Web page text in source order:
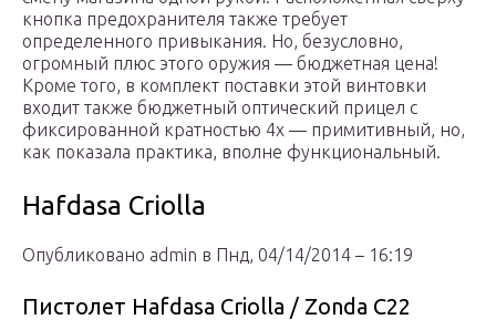
кнопка предохранителя также требует
определенного привыкания. Но, безусловно,
огромный плюс этого оружия — бюджетная цена!
Кроме того, в комплект поставки этой винтовки
входит также бюджетный оптический прицел с
фиксированной кратностью 4х — примитивный, но,
как показала практика, вполне функциональный.
Hafdasa Criolla
Опубликовано admin в Пнд, 04/14/2014 – 16:19
Пистолет Hafdasa Criolla / Zonda C22